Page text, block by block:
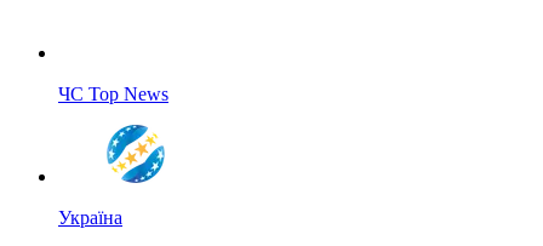
ЧС Top News
Україна